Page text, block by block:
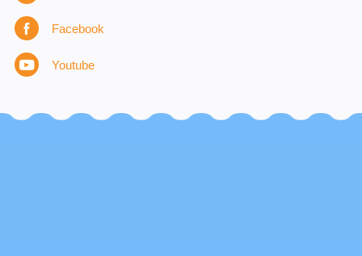
Facebook
Youtube